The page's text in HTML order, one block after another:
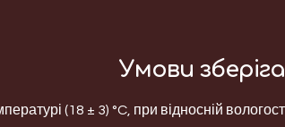
Умови
(18 ± 3) °C, при відносній